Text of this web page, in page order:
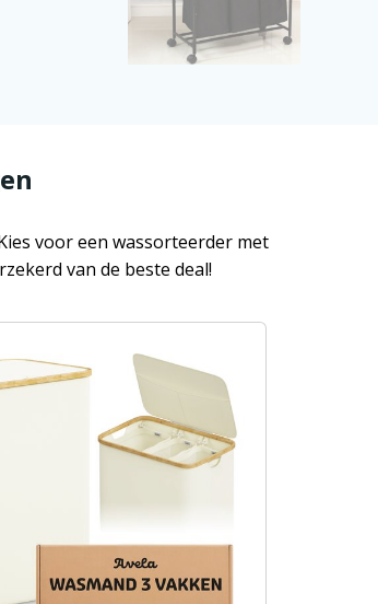
voor een wassorteerder met
van de beste deal!